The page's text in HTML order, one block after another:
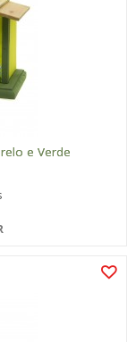
e Verde